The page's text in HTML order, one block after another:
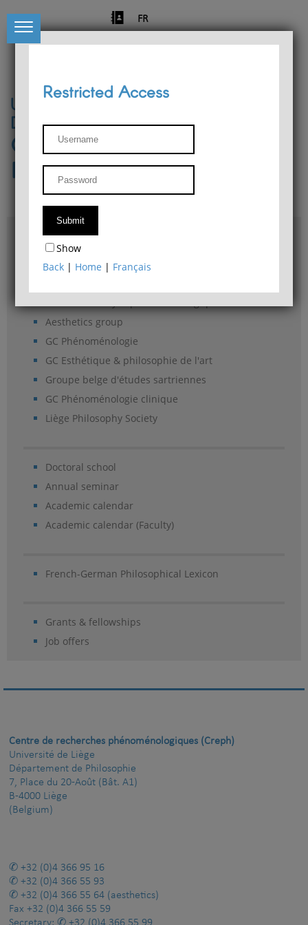
FR
University of Liège
Départment of Philosophy
Center for Phenomenological
Research
Access & maps
Philosophy Department Library
Aesthetics group
GC Phénoménologie
GC Esthétique & philosophie de l'art
Groupe belge d'études sartriennes
GC Phénoménologie clinique
Liège Philosophy Society
Doctoral school
Annual seminar
Academic calendar
Academic calendar (Faculty)
French-German Philosophical Lexicon
Grants & fellowships
Job offers
Restricted Access
Show
Back | Home | Français
Centre de recherches phénoménologiques (Creph)
Université de Liège
Département de Philosophie
7, Place du 20-Août (Bât. A1)
B-4000 Liège
(Belgium)
+32 (0)4 366 95 16
+32 (0)4 366 55 93
+32 (0)4 366 55 64 (aesthetics)
Fax +32 (0)4 366 55 59